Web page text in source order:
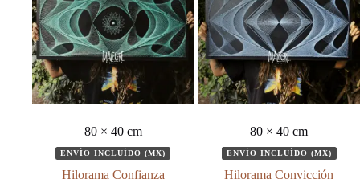
80 × 40 cm
ENVÍO INCLUÍDO (MX)
Hilorama Confianza
80 × 40 cm
ENVÍO INCLUÍDO (MX)
Hilorama Convicción